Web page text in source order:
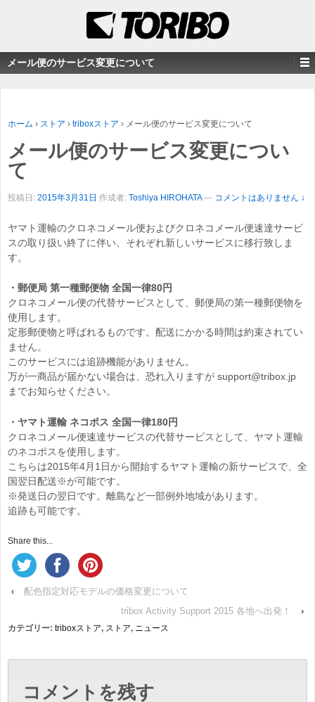
メール便のサービス変更について
ホーム › ストア › triboxストア › メール便のサービス変更について
メール便のサービス変更につい
て
投稿日: 2015年3月31日 作成者: Toshiya HIROHATA — コメントはありません ↓
ヤマト運輸のクロネコメール便およびクロネコメール便速達サービ
スの取り扱い終了に伴い、それぞれ新しいサービスに移行致しま
す。
・郵便局 第一種郵便物 全国一律80円
クロネコメール便の代替サービスとして、郵便局の第一種郵便物を
使用します。
定形郵便物と呼ばれるものです。配送にかかる時間は約束されてい
ません。
このサービスには追跡機能がありません。
万が一商品が届かない場合は、恐れ入りますが support@tribox.jp
までお知らせください。
・ヤマト運輸 ネコポス 全国一律180円
クロネコメール便速達サービスの代替サービスとして、ヤマト運輸
のネコポスを使用します。
こちらは2015年4月1日から開始するヤマト運輸の新サービスで、全
国翌日配送※が可能です。
※発送日の翌日です。離島など一部例外地域があります。
追跡も可能です。
Share this...
‹
配色指定対応モデルの価格変更について
tribox Activity Support 2015 各地へ出発！
›
カテゴリー: triboxストア, ストア, ニュース
コメントを残す